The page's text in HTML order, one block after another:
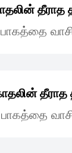
தீராத
தீராத